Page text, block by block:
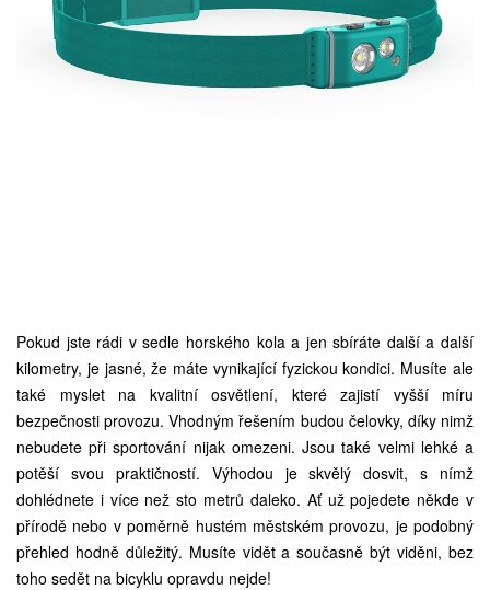
Pokud jste rádi v sedle horského kola a jen sbíráte další a další
kilometry, je jasné, že máte vynikající fyzickou kondici. Musíte ale
také myslet na kvalitní osvětlení, které zajistí vyšší míru
bezpečnosti provozu. Vhodným řešením budou čelovky, díky nimž
nebudete při sportování nijak omezeni. Jsou také velmi lehké a
potěší svou praktičností. Výhodou je skvělý dosvit, s nímž
dohlédnete i více než sto metrů daleko. Ať už pojedete někde v
přírodě nebo v poměrně hustém městském provozu, je podobný
přehled hodně důležitý. Musíte vidět a současně být viděni, bez
toho sedět na bicyklu opravdu nejde!